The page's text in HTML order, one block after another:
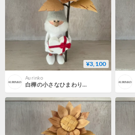
¥3,100
Aurinko
白樺の小さなひまわり③